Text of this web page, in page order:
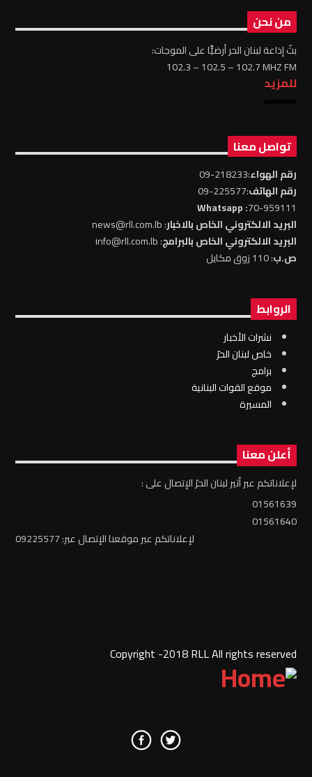
من نحن
بثّ إذاعة لبنان الحر أرضيًّا على الموجات:
102.3 – 102.5 – 102.7 MHZ FM
للمزيد
تواصل معنا
رقم الهواء:218233-09
رقم الهاتف:225577-09
70-959111
: Whatsapp
البريد الالكتروني الخاص بالاخبار: news@rll.com.lb
البريد الالكتروني الخاص بالبرامج: info@rll.com.lb
ص.ب: 110 زوق مكايل
الروابط
نشرات الأخبار
خاص لبنان الحرّ
برامج
موقع القوات البنانية
المسيرة
أعلن معنا
لإعلاناتكم عبر أثير لبنان الحرّ الإتصال على :
01561639
01561640
لإعلاناتكم عبر موقعنا الإتصال عبر: 09225577
Copyright -2018 RLL All rights reserved